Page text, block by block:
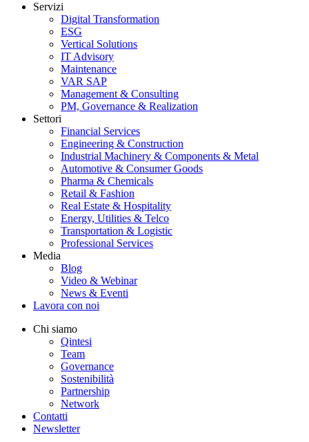
Servizi
Digital Transformation
ESG
Vertical Solutions
IT Advisory
Maintenance
VAR SAP
Management & Consulting
PM, Governance & Realization
Settori
Financial Services
Engineering & Construction
Industrial Machinery & Components & Metal
Automotive & Consumer Goods
Pharma & Chemicals
Retail & Fashion
Real Estate & Hospitality
Energy, Utilities & Telco
Transportation & Logistic
Professional Services
Media
Blog
Video & Webinar
News & Eventi
Lavora con noi
Chi siamo
Qintesi
Team
Governance
Sostenibilità
Partnership
Network
Contatti
Newsletter